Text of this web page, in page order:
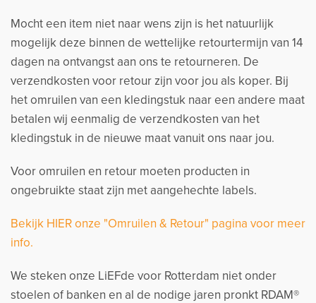
Mocht een item niet naar wens zijn is het natuurlijk
mogelijk deze binnen de wettelijke retourtermijn van 14
dagen na ontvangst aan ons te retourneren. De
verzendkosten voor retour zijn voor jou als koper. Bij
het omruilen van een kledingstuk naar een andere maat
betalen wij eenmalig de verzendkosten van het
kledingstuk in de nieuwe maat vanuit ons naar jou.
Voor omruilen en retour moeten producten in
ongebruikte staat zijn met aangehechte labels.
Bekijk HIER onze "Omruilen & Retour" pagina voor meer
info.
We steken onze LiEFde voor Rotterdam niet onder
stoelen of banken en al de nodige jaren pronkt RDAM®